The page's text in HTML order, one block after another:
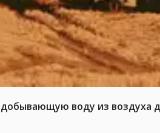
воду из воздуха